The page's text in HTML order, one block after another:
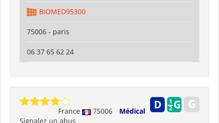
BIOMED95300
75006 - paris
06 37 65 62 24
France 75006
Médical
Signalez un abus